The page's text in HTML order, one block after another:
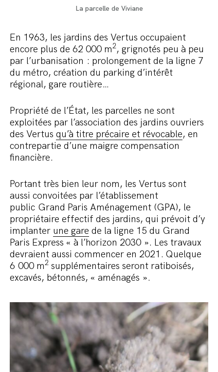
La parcelle de Viviane
En 1963, les jardins des Vertus occupaient
encore plus de 62 000 m2, grignotés peu à peu
par l’urbanisation : prolongement de la ligne 7
du métro, création du parking d’intérêt
régional, gare routière…
Propriété de l’État, les parcelles ne sont
exploitées par l’association des jardins ouvriers
des Vertus qu’à titre précaire et révocable, en
contrepartie d’une maigre compensation
financière.
Portant très bien leur nom, les Vertus sont
aussi convoitées par l’établissement
public Grand Paris Aménagement (GPA), le
propriétaire effectif des jardins, qui prévoit d’y
implanter une gare de la ligne 15 du Grand
Paris Express « à l’horizon 2030 ». Les travaux
devraient aussi commencer en 2021. Quelque
6 000 m2 supplémentaires seront ratiboisés,
excavés, bétonnés, « aménagés ».